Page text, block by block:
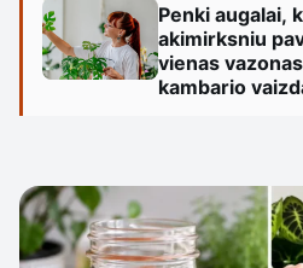
Penki augalai,
akimirksniu
vienas
kambario